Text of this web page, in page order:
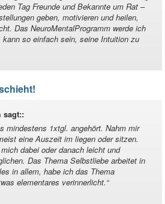
Tag Freunde und Bekannte um Rat –
geben, motivieren und heilen,
Das NeuroMentalProgramm werde ich
kann so einfach sein, seine Intuition zu
sagt::
mindestens 1xtgl. angehört. Nahm mir
eine Auszeit im liegen oder sitzen.
dabei oder danach leicht und
Das Thema Selbstliebe arbeitet in
in allem, habe ich das Thema
elementares verinnerlicht.“